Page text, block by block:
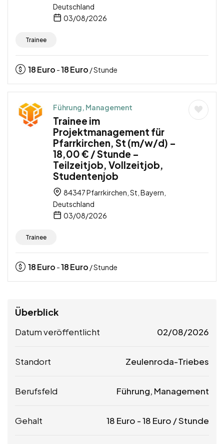
Deutschland
03/08/2026
Trainee
18Euro -18Euro / Stunde
Führung, Management
Trainee im
Projektmanagement für
Pfarrkirchen, St (m/w/d) –
18,00 € / Stunde –
Teilzeitjob, Vollzeitjob,
Studentenjob
84347 Pfarrkirchen, St, Bayern,
Deutschland
03/08/2026
Trainee
18Euro -18Euro / Stunde
Überblick
Datum veröffentlicht 02/08/2026
Standort Zeulenroda-Triebes
Berufsfeld Führung, Management
Gehalt 18 Euro -18 Euro / Stunde